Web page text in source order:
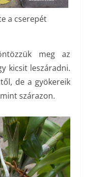
a cserepét
meg az
kicsit leszáradni.
de a gyökereik
szárazon.